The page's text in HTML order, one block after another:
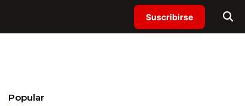
Suscribirse
Popular